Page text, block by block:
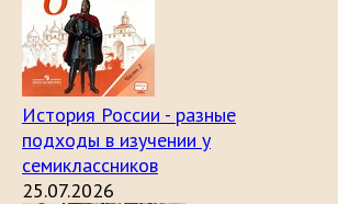
История России - разные
подходы в изучении у
семиклассников
25.07.2026